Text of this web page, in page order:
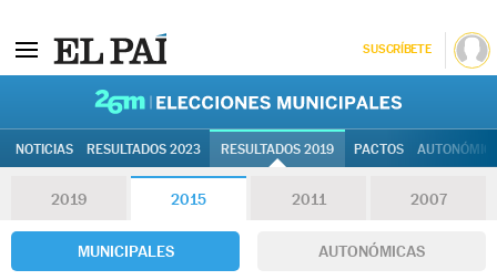
SUSCRÍBETE
NOTICIAS RESULTADOS 2023 RESULTADOS 2019 PACTOS
2019 2015 2011 2007
MUNICIPALES AUTONÓMICAS